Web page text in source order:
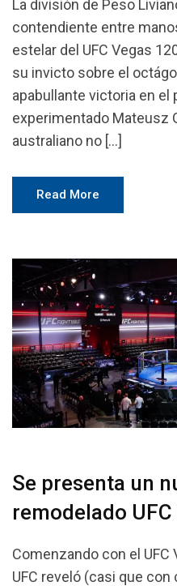
La división de Peso
contendiente entre
estelar del UFC Vegas
su invicto sobre el
apabullante victoria en el
experimentado Mateusz
australiano no […]
Read More
Se presenta un
remodelado
Comenzando con el UFC
UFC reveló (casi que